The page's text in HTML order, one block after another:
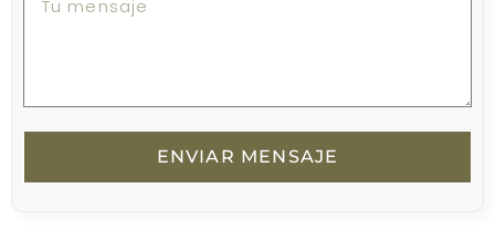
ENVIAR MENSAJE